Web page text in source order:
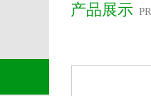
产品展示